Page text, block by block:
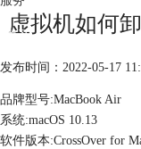
购买
虚拟机如何
发布时间：2022-05-17
品牌型号:MacBook Air
系统:macOS 10.13
软件版本:CrossOver for